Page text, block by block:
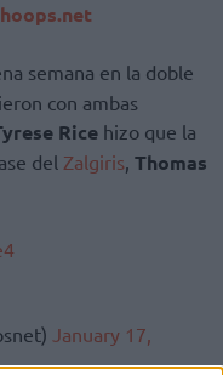
semana en la doble
con ambas
Rice hizo que la
del Zalgiris Thomas
January 17,